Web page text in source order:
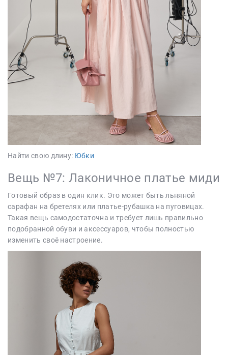
Найти свою длину: Юбки
Вещь №7: Лаконичное платье миди
Готовый образ в один клик. Это может быть льняной
сарафан на бретелях или платье-рубашка на пуговицах.
Такая вещь самодостаточна и требует лишь правильно
подобранной обуви и аксессуаров, чтобы полностью
изменить своё настроение.